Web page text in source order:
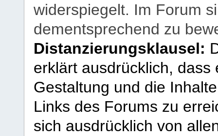
widerspiegelt. Im Forum
dementsprechend zu
Distanzierungsklausel:
erklärt ausdrücklich,
Gestaltung und die
Links des Forums zu
sich ausdrücklich von